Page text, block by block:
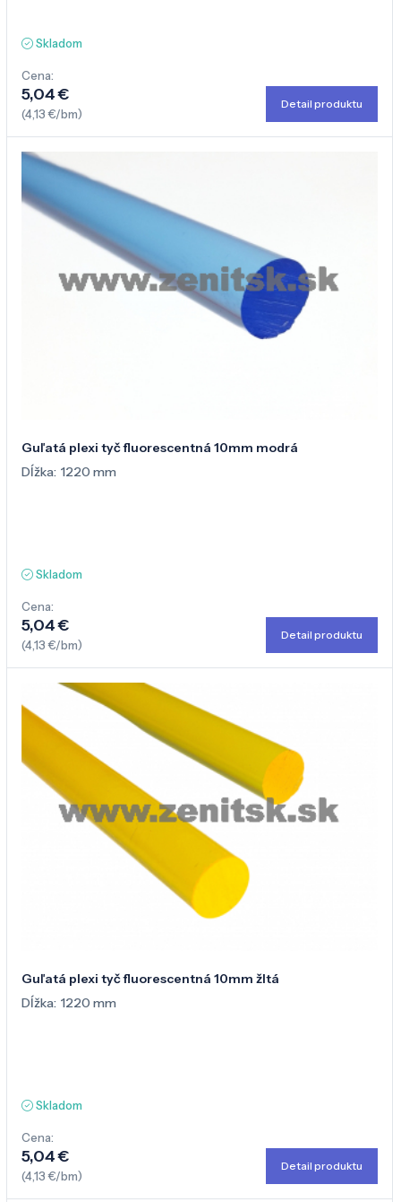
Skladom
Cena:
5,04 €
(4,13 €/bm)
Detail produktu
Guľatá plexi tyč fluorescentná 10mm modrá
Dĺžka: 1220 mm
Skladom
Cena:
5,04 €
(4,13 €/bm)
Detail produktu
Guľatá plexi tyč fluorescentná 10mm žltá
Dĺžka: 1220 mm
Skladom
Cena:
5,04 €
(4,13 €/bm)
Detail produktu